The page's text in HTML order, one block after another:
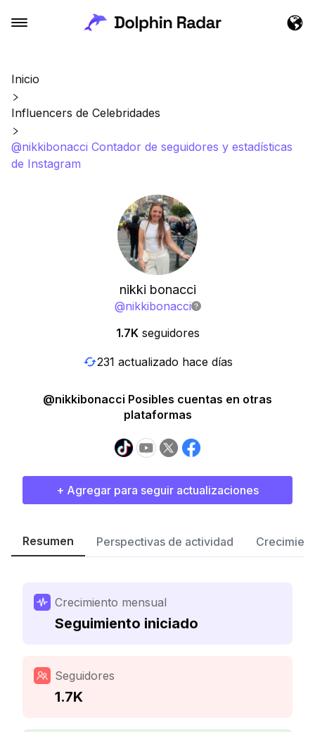
Inicio
Influencers de Celebridades
@nikkibonacci Contador de seguidores y estadísticas
de Instagram
nikki bonacci
@nikkibonacci
1.7K seguidores
231 actualizado hace días
@nikkibonacci Posibles cuentas en otras
plataformas
+ Agregar para seguir actualizaciones
Resumen Perspectivas de actividad
Crecimiento mensual
Seguimiento iniciado
Seguidores
1.7K